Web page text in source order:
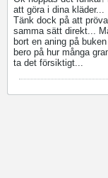
att göra i dina kläder...
Tänk dock på att
samma sätt direkt...
bort en aning på
bero på hur många
ta det försiktigt...